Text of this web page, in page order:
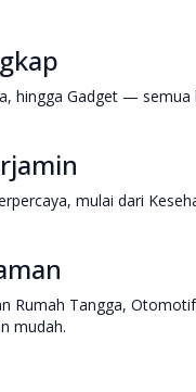
hingga Gadget — semua
mulai dari
Rumah Tangga,
mudah.